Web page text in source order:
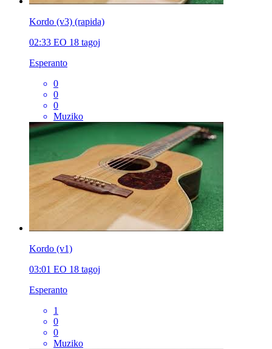
Kordo (v3) (rapida)
02:33 EO 18 tagoj
Esperanto
0
0
0
Muziko
Kordo (v1)
03:01 EO 18 tagoj
Esperanto
1
0
0
Muziko